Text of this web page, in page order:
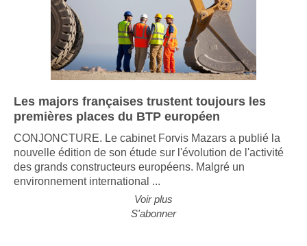
Les majors françaises trustent toujours les
premières places du BTP européen
CONJONCTURE. Le cabinet Forvis Mazars a publié la
nouvelle édition de son étude sur l'évolution de l'activité
des grands constructeurs européens. Malgré un
Voir plus